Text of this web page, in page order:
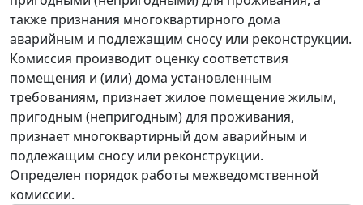
также признания многоквартирного дома
аварийным и подлежащим сносу или реконструкции.
Комиссия производит оценку соответствия
помещения и (или) дома установленным
требованиям, признает жилое помещение жилым,
пригодным (непригодным) для проживания,
признает многоквартирный дом аварийным и
подлежащим сносу или реконструкции.
Определен порядок работы межведомственной
комиссии.